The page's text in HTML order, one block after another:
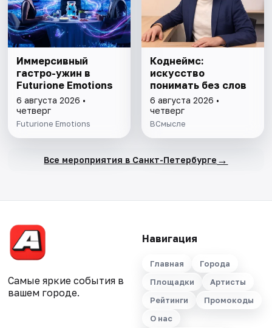
Иммерсивный
гастро-ужин в
Futurione Emotions
6 августа 2026 •
четверг
Futurione Emotions
Коднеймс:
искусство
понимать без слов
6 августа 2026 •
четверг
ВСмысле
Все мероприятия в Санкт-Петербурге →
Самые яркие события в
вашем городе.
Навигация
Главная
Города
Площадки
Артисты
Рейтинги
Промокоды
О нас